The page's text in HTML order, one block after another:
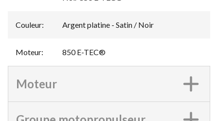
Couleur: Argent platine - Satin / Noir
Moteur: 850 E-TEC®
Moteur